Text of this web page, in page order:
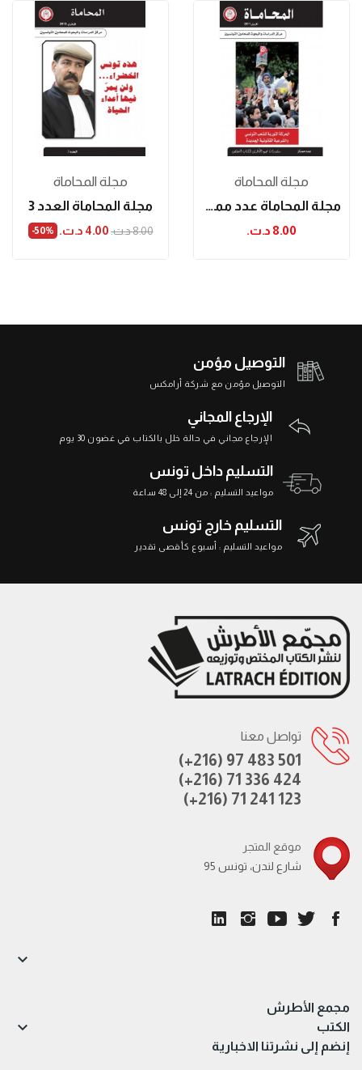
مجلة المحاماة
مجلة المحاماة العدد 3
8.00 د.ت.‏ 4.00 د.ت.‏ ‎-50%
مجلة المحاماة
مجلة المحاماة عدد ممتاز
8.00 د.ت.‏
التوصيل مؤمن
التوصيل مؤمن مع شركة أرامكس
الإرجاع المجاني
الإرجاع مجاني في حالة خلل بالكتاب في غضون 30 يوم
التسليم داخل تونس
مواعيد التسليم : من 24 إلى 48 ساعة
التسليم خارج تونس
مواعيد التسليم : أسبوع كأقصى تقدير
تواصل معنا
(+216) 97 483 501
(+216) 71 336 424
(+216) 71 241 123
موقع المتجر
95 شارع لندن، تونس
مجمع الأطرش

الكتب 
إنضم إلى نشرتنا الاخبارية